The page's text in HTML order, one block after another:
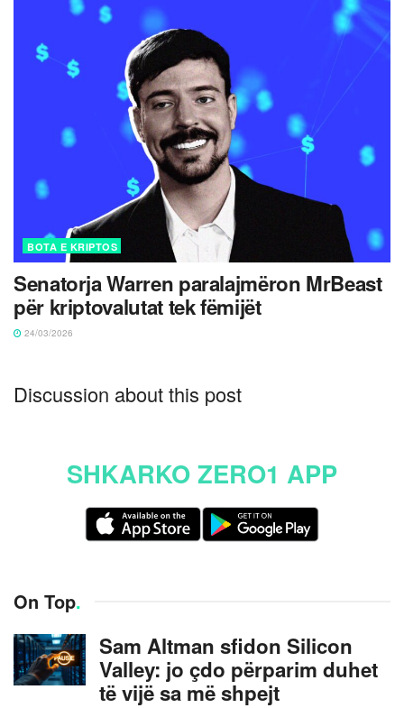
BOTA E KRIPTOS
Senatorja Warren paralajmëron MrBeast
për kriptovalutat tek fëmijët
24/03/2026
Discussion about this post
SHKARKO ZERO1 APP
On Top.
Sam Altman sfidon Silicon
Valley: jo çdo përparim duhet
të vijë sa më shpejt